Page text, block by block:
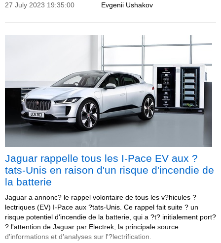
Evgenii Ushakov
27 July 2023 19:35:00
Jaguar rappelle tous les I-Pace EV aux ?
tats-Unis en raison d'un risque d'incendie de
la batterie
Jaguar a annonc? le rappel volontaire de tous les v?hicules ?
lectriques (EV) I-Pace aux ?tats-Unis. Ce rappel fait suite ? un
risque potentiel d'incendie de la batterie, qui a ?t? initialement port?
? l'attention de Jaguar par Electrek, la principale source
d'informations et d'analyses sur l'?lectrification.